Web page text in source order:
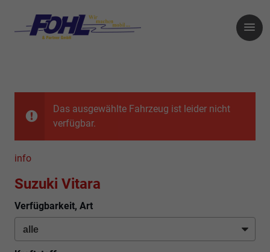
Das ausgewählte Fahrzeug ist leider nicht
verfügbar.
info
Suzuki Vitara
Verfügbarkeit, Art